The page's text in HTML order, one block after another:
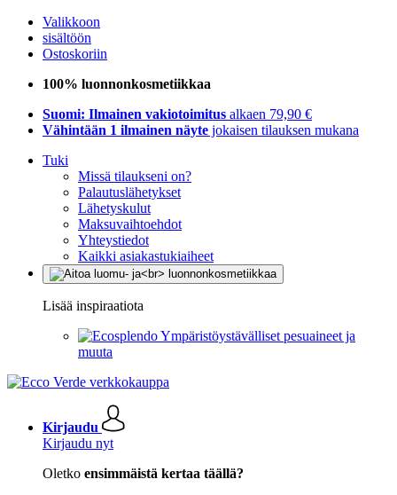
Valikkoon
sisältöön
Ostoskoriin
100% luonnonkosmetiikkaa
Suomi: Ilmainen vakiotoimitus alkaen 79,90 €
Vähintään 1 ilmainen näyte jokaisen tilauksen mukana
Tuki
Missä tilaukseni on?
Palautuslähetykset
Lähetyskulut
Maksuvaihtoehdot
Yhteystiedot
Kaikki asiakastukiaiheet
Lisää inspiraatiota
Ympäristöystävälliset pesuaineet ja
muuta
Kirjaudu
Kirjaudu nyt
Oletko ensimmäistä kertaa täällä?